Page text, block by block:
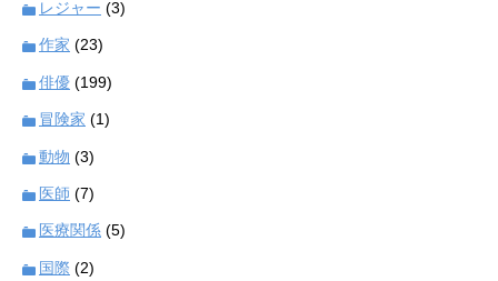
レジャー (3)
作家 (23)
俳優 (199)
冒険家 (1)
動物 (3)
医師 (7)
医療関係 (5)
国際 (2)